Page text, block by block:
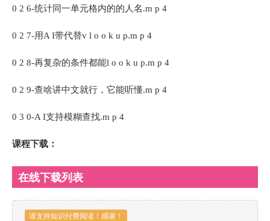
0 2 6-统计同一单元格内的的人名.m p 4
0 2 7-用A I带代替v l o o k u p.m p 4
0 2 8-再复杂的条件都能l o o k u p.m p 4
0 2 9-查啥讲中文就行，它能听懂.m p 4
0 3 0-A I支持模糊查找.m p 4
课程下载：
在线下载列表
请支持知识付费阅读！感谢！